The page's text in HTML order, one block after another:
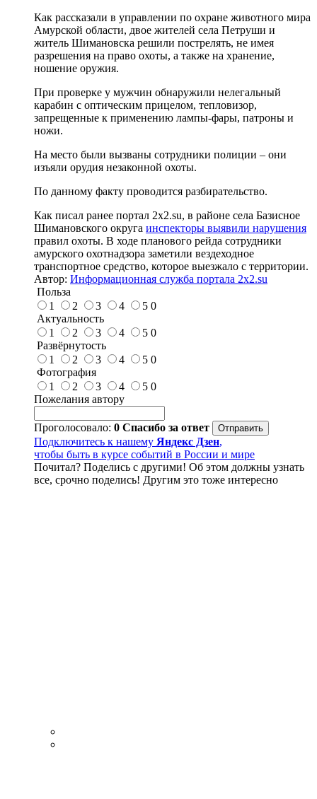
Как рассказали в управлении по охране животного мира
Амурской области, двое жителей села Петруши и
житель Шимановска решили пострелять, не имея
разрешения на право охоты, а также на хранение,
ношение оружия.
При проверке у мужчин обнаружили нелегальный
карабин с оптическим прицелом, тепловизор,
запрещенные к применению лампы-фары, патроны и
ножи.
На место были вызваны сотрудники полиции – они
изъяли орудия незаконной охоты.
По данному факту проводится разбирательство.
Как писал ранее портал 2х2.su, в районе села Базисное
Шимановского округа инспекторы выявили нарушения
правил охоты. В ходе планового рейда сотрудники
амурского охотнадзора заметили вездеходное
транспортное средство, которое выезжало с территории.
Автор: Информационная служба портала 2x2.su
Польза
1
2 3 4 5 0
Актуальность
1
2 3 4 5 0
Развёрнутость
1
2 3 4 5 0
Фотография
1
2 3 4 5 0
Пожелания автору
Проголосовало: 0 Спасибо за ответ
Подключитесь к нашему Яндекс Дзен,
чтобы быть в курсе событий в России и мире
Почитал? Поделись с другими! Об этом должны узнать
все, срочно поделись! Другим это тоже интересно